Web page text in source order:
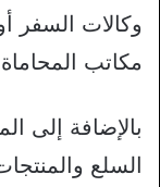
وكالات السفر
مكاتب
بالإضافة إلى
السلع